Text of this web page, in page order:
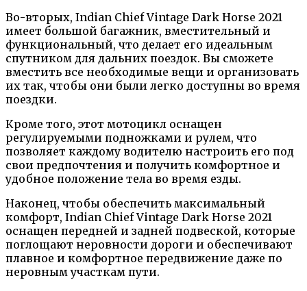
Во-вторых, Indian Chief Vintage Dark Horse 2021
имеет большой багажник, вместительный и
функциональный, что делает его идеальным
спутником для дальних поездок. Вы сможете
вместить все необходимые вещи и организовать
их так, чтобы они были легко доступны во время
поездки.
Кроме того, этот мотоцикл оснащен
регулируемыми подножками и рулем, что
позволяет каждому водителю настроить его под
свои предпочтения и получить комфортное и
удобное положение тела во время езды.
Наконец, чтобы обеспечить максимальный
комфорт, Indian Chief Vintage Dark Horse 2021
оснащен передней и задней подвеской, которые
поглощают неровности дороги и обеспечивают
плавное и комфортное передвижение даже по
неровным участкам пути.